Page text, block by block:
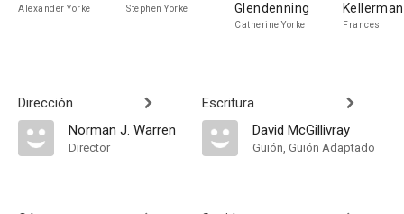
Alexander Yorke Stephen Yorke
Glendenning
Catherine Yorke
Kellerman
Frances
Dirección
Norman J. Warren
Director
Escritura
David McGillivray
Guión, Guión Adaptado